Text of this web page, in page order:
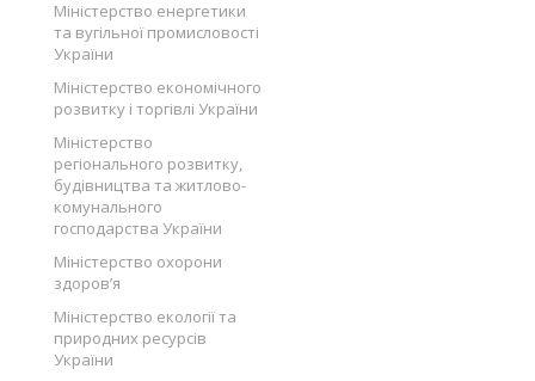
Міністерство енергетики
та вугільної промисловості
України
Міністерство економічного
розвитку і торгівлі України
Міністерство
регіонального розвитку,
будівництва та житлово-
комунального
господарства України
Міністерство охорони
здоров’я
Міністерство екології та
природних ресурсів
України